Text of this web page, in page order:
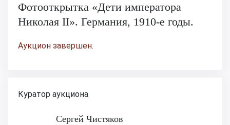
Фотооткрытка «Дети императора
Николая II». Германия, 1910-е годы.
Аукцион завершен.
Куратор аукциона
Сергей Чистяков